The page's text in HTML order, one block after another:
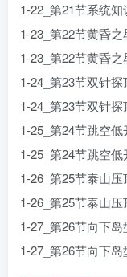
1-22_第21节系统
1-23_第22节黄昏
1-23_第22节黄昏
1-24_第23节双针
1-24_第23节双针
1-25_第24节跳空
1-25_第24节跳空
1-26_第25节泰山
1-26_第25节泰山
1-27_第26节向下
1-27_第26节向下